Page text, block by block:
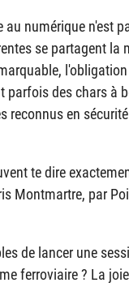
numérique n'est
se partagent la
parfois des chars à
reconnus en
te dire
Montmartre, par
de lancer une
ferroviaire ? La